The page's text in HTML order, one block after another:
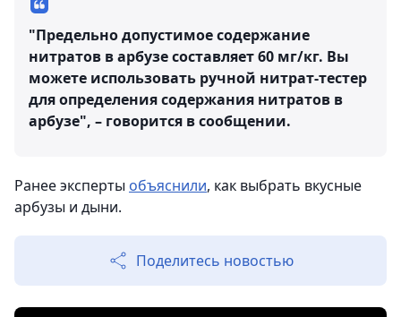
"Предельно допустимое содержание
нитратов в арбузе составляет 60 мг/кг. Вы
можете использовать ручной нитрат-тестер
для определения содержания нитратов в
арбузе", – говорится в сообщении.
Ранее эксперты объяснили, как выбрать вкусные
арбузы и дыни.
Поделитесь новостью